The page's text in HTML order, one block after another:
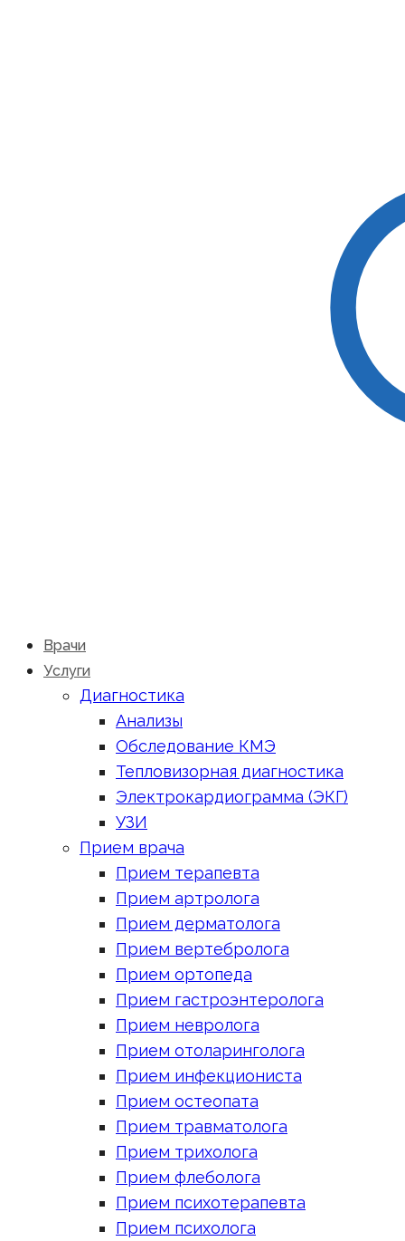
Врачи
Услуги
Диагностика
Анализы
Обследование КМЭ
Тепловизорная диагностика
Электрокардиограмма (ЭКГ)
УЗИ
Прием врача
Прием терапевта
Прием артролога
Прием дерматолога
Прием вертебролога
Прием ортопеда
Прием гастроэнтеролога
Прием невролога
Прием отоларинголога
Прием инфекциониста
Прием остеопата
Прием травматолога
Прием трихолога
Прием флеболога
Прием психотерапевта
Прием психолога